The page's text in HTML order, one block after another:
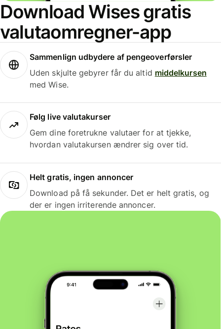
Download Wises gratis
valutaomregner-app
Sammenlign udbydere af pengeoverførsler
Uden skjulte gebyrer får du altid middelkursen
med Wise.
Følg live valutakurser
Gem dine foretrukne valutaer for at tjekke,
hvordan valutakursen ændrer sig over tid.
Helt gratis, ingen annoncer
Download på få sekunder. Det er helt gratis, og
der er ingen irriterende annoncer.